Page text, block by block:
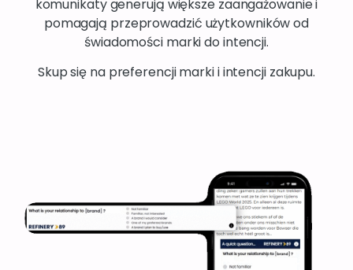
komunikaty generują większe zaangażowanie i
pomagają przeprowadzić użytkowników od
świadomości marki do intencji.
Skup się na preferencji marki i intencji zakupu.